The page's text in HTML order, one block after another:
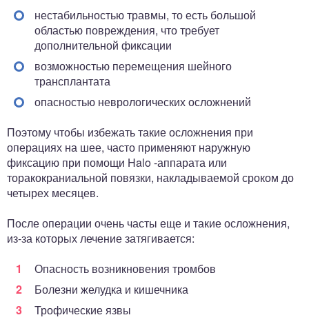
нестабильностью травмы, то есть большой
областью повреждения, что требует
дополнительной фиксации
возможностью перемещения шейного
трансплантата
опасностью неврологических осложнений
Поэтому чтобы избежать такие осложнения при
операциях на шее, часто применяют наружную
фиксацию при помощи Halo -аппарата или
торакокраниальной повязки, накладываемой сроком до
четырех месяцев.
После операции очень часты еще и такие осложнения,
из-за которых лечение затягивается:
Опасность возникновения тромбов
Болезни желудка и кишечника
Трофические язвы